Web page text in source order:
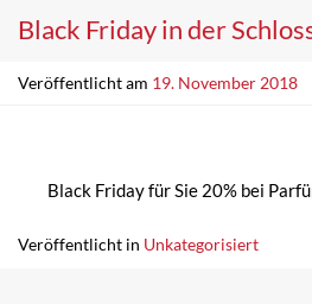
Black Friday in der
Veröffentlicht am 19. November 2018
Black Friday für Sie 20% bei
Veröffentlicht in Unkategorisiert